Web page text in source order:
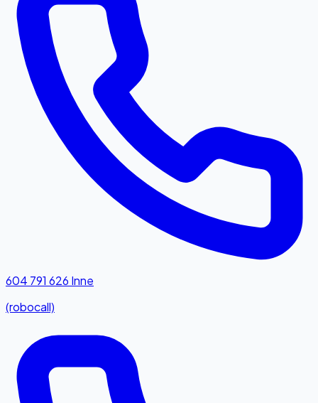
604 791 626 Inne
(robocall)